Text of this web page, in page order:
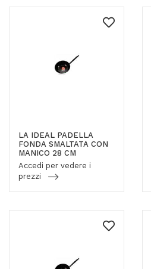
LA IDEAL PADELLA
FONDA SMALTATA CON
MANICO 28 CM
Accedi per vedere i
prezzi